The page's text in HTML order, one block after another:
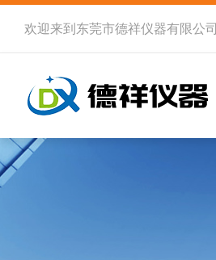
欢迎来到 东莞市德祥仪器有限公司